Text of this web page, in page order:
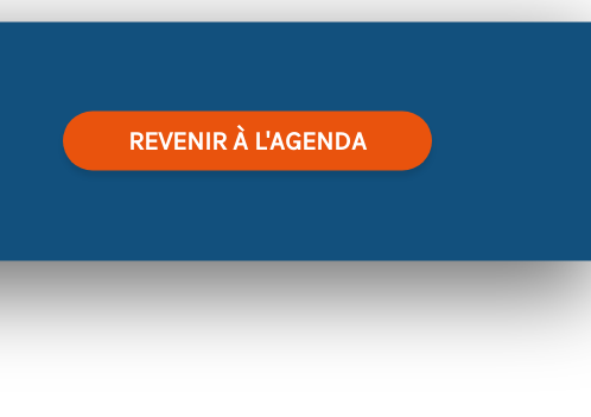
REVENIR À L'AGENDA